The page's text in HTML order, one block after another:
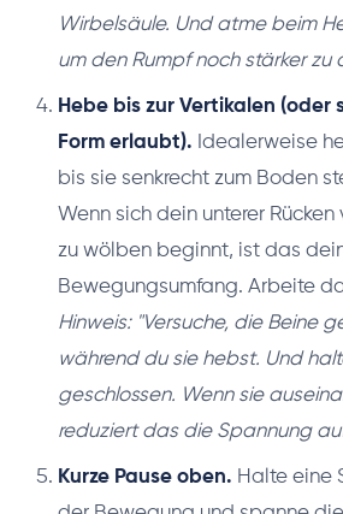
Wirbelsäule. Und atme beim
um den Rumpf noch stärker zu
Hebe bis zur Vertikalen (oder
Form erlaubt). Idealerweise
bis sie senkrecht zum Boden
Wenn sich dein unterer
zu wölben beginnt, ist das
Bewegungsumfang. Arbeite
Hinweis: "Versuche, die Beine
während du sie hebst. Und
geschlossen. Wenn sie
reduziert das die Spannung
Kurze Pause oben. Halte eine